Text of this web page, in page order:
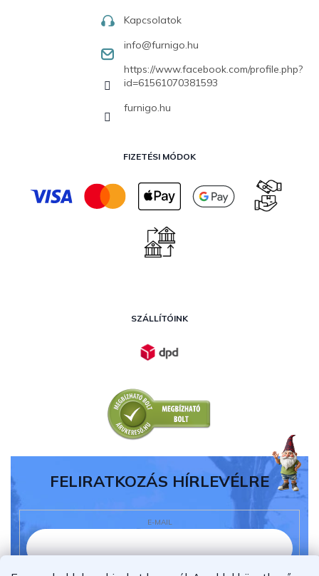
Kapcsolatok
info@furnigo.hu
https://www.facebook.com/profile.php?
id=61561070381593
furnigo.hu
FIZETÉSI MÓDOK
SZÁLLÍTÓINK
FELIRATKOZÁS HÍRLEVÉLRE
E-MAIL